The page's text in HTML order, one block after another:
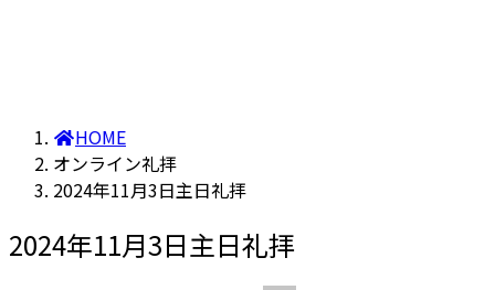
HOME
オンライン礼拝
2024年11月3日主日礼拝
2024年11月3日主日礼拝